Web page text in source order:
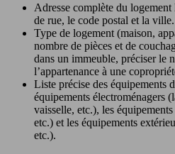
Adresse complète du
de rue, le code postal et la ville.
Type de logement (maison,
nombre de pièces et de
dans un immeuble, préciser le
l’appartenance à une
Liste précise des équipements
équipements électroménagers
vaisselle, etc.), les
etc.) et les équipements
etc.).